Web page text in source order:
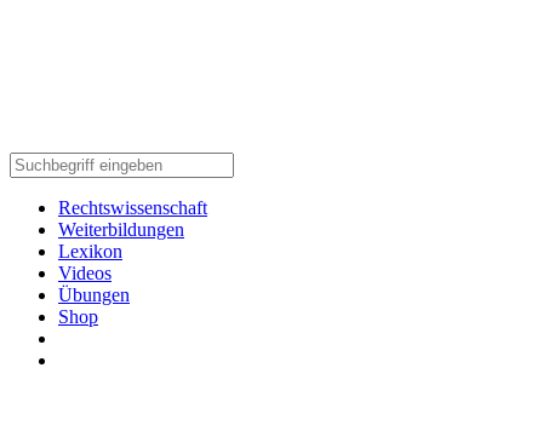
Rechtswissenschaft
Weiterbildungen
Lexikon
Videos
Übungen
Shop